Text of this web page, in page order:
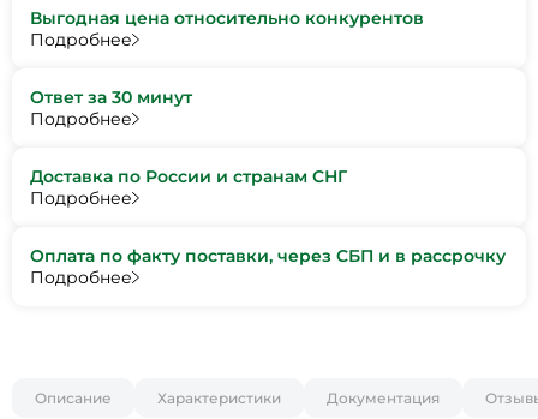
Выгодная цена относительно конкурентов
Подробнее
Ответ за 30 минут
Подробнее
Доставка по России и странам СНГ
Подробнее
Оплата по факту поставки, через СБП и в рассрочку
Подробнее
Описание Характеристики Документация